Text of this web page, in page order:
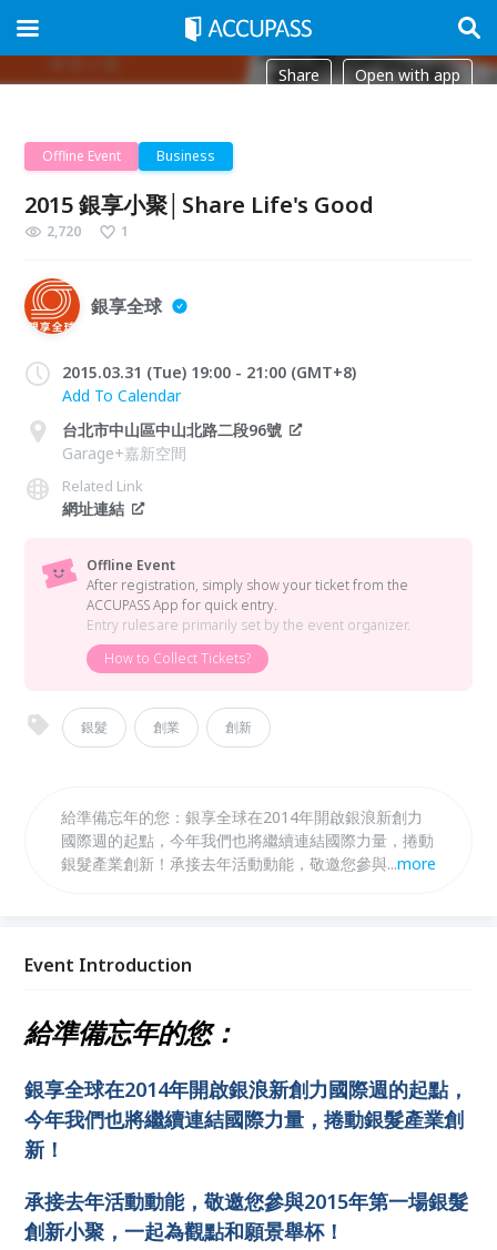
Share Open with app
Offline Event Business
2015 銀享小聚│Share Life's Good
2,720 1
銀享全球
2015.03.31 (Tue) 19:00 - 21:00 (GMT+8)
Add To Calendar
台北市中山區中山北路二段96號
Garage+嘉新空間
Related Link
網址連結
Offline Event
After registration, simply show your ticket from the
ACCUPASS App for quick entry.
Entry rules are primarily set by the event organizer.
How to Collect Tickets?
銀髮 創業 創新
給準備忘年的您：銀享全球在2014年開啟銀浪新創力
國際週的起點，今年我們也將繼續連結國際力量，捲動
銀髮產業創新！承接去年活動動能，敬邀您參與2015
...more
Event Introduction
給準備忘年的您：
銀享全球在2014年開啟銀浪新創力國際週的起點，
今年我們也將繼續連結國際力量，捲動銀髮產業創
新！
承接去年活動動能，敬邀您參與2015年第一場銀髮
創新小聚，一起為觀點和願景舉杯！